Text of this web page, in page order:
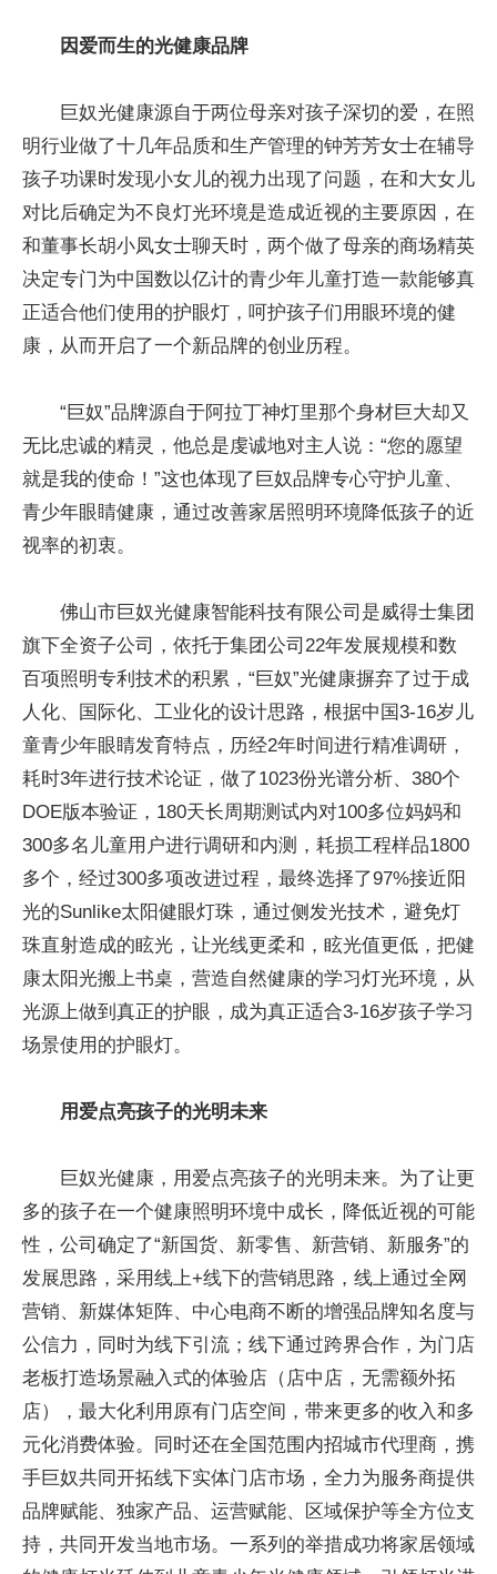
因爱而生的光健康品牌
巨奴光健康源自于两位母亲对孩子深切的爱，在照
明行业做了十几年品质和生产管理的钟芳芳女士在辅导
孩子功课时发现小女儿的视力出现了问题，在和大女儿
对比后确定为不良灯光环境是造成近视的主要原因，在
和董事长胡小凤女士聊天时，两个做了母亲的商场精英
决定专门为中国数以亿计的青少年儿童打造一款能够真
正适合他们使用的护眼灯，呵护孩子们用眼环境的健
康，从而开启了一个新品牌的创业历程。
“巨奴”品牌源自于阿拉丁神灯里那个身材巨大却又
无比忠诚的精灵，他总是虔诚地对主人说：“您的愿望
就是我的使命！”这也体现了巨奴品牌专心守护儿童、
青少年眼睛健康，通过改善家居照明环境降低孩子的近
视率的初衷。
佛山市巨奴光健康智能科技有限公司是威得士集团
旗下全资子公司，依托于集团公司22年发展规模和数
百项照明专利技术的积累，“巨奴”光健康摒弃了过于成
人化、国际化、工业化的设计思路，根据中国3-16岁儿
童青少年眼睛发育特点，历经2年时间进行精准调研，
耗时3年进行技术论证，做了1023份光谱分析、380个
DOE版本验证，180天长周期测试内对100多位妈妈和
300多名儿童用户进行调研和内测，耗损工程样品1800
多个，经过300多项改进过程，最终选择了97%接近阳
光的Sunlike太阳健眼灯珠，通过侧发光技术，避免灯
珠直射造成的眩光，让光线更柔和，眩光值更低，把健
康太阳光搬上书桌，营造自然健康的学习灯光环境，从
光源上做到真正的护眼，成为真正适合3-16岁孩子学习
场景使用的护眼灯。
用爱点亮孩子的光明未来
巨奴光健康，用爱点亮孩子的光明未来。为了让更
多的孩子在一个健康照明环境中成长，降低近视的可能
性，公司确定了“新国货、新零售、新营销、新服务”的
发展思路，采用线上+线下的营销思路，线上通过全网
营销、新媒体矩阵、中心电商不断的增强品牌知名度与
公信力，同时为线下引流；线下通过跨界合作，为门店
老板打造场景融入式的体验店（店中店，无需额外拓
店），最大化利用原有门店空间，带来更多的收入和多
元化消费体验。同时还在全国范围内招城市代理商，携
手巨奴共同开拓线下实体门店市场，全力为服务商提供
品牌赋能、独家产品、运营赋能、区域保护等全方位支
持，共同开发当地市场。一系列的举措成功将家居领域